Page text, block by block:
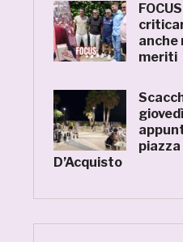
anche
meriti
piazza
D’Acquisto